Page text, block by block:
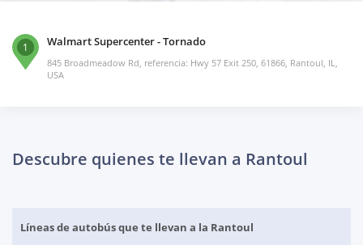
1 Walmart Supercenter - Tornado
845 Broadmeadow Rd, referencia: Hwy 57 Exit 250, 61866, Rantoul, IL,
USA
Descubre quienes te llevan a Rantoul
Líneas de autobús que te llevan a la Rantoul